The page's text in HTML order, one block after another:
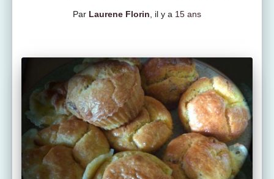
Par Laurene Florin , il y a 15 ans